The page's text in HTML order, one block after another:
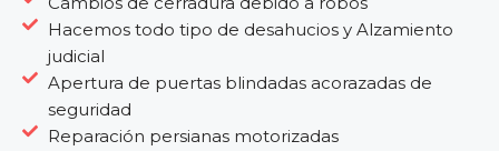
Hacemos todo tipo de desahucios y Alzamiento
judicial
Apertura de puertas blindadas acorazadas de
seguridad
Reparación persianas motorizadas